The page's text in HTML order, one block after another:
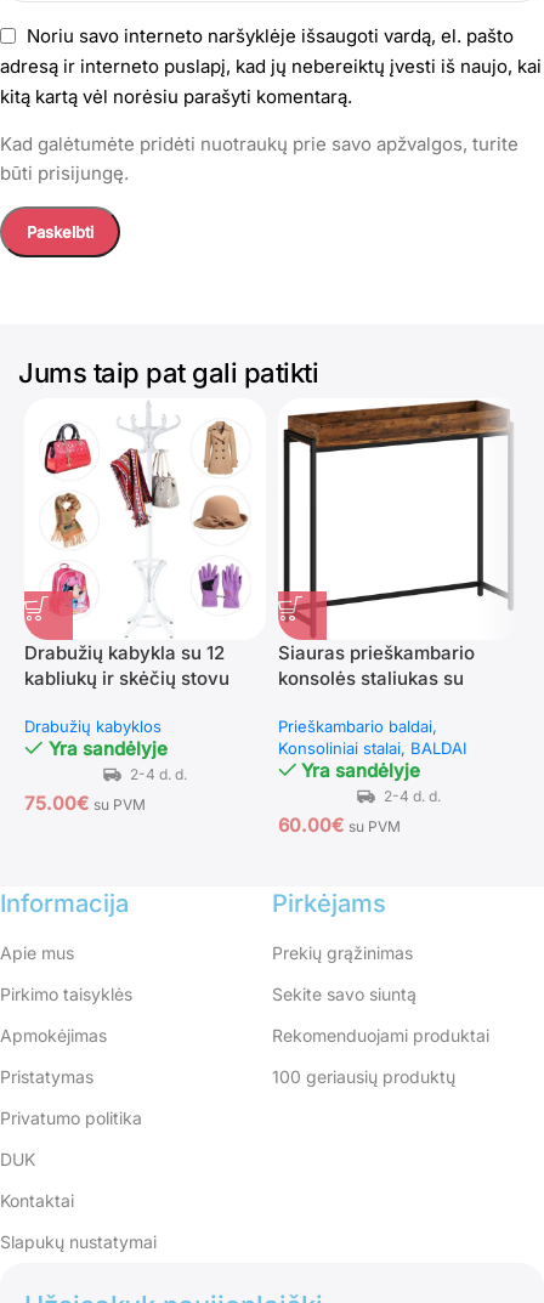
Noriu savo interneto naršyklėje išsaugoti vardą, el. pašto
adresą ir interneto puslapį, kad jų nebereiktų įvesti iš naujo, kai
kitą kartą vėl norėsiu parašyti komentarą.
Kad galėtumėte pridėti nuotraukų prie savo apžvalgos, turite
būti prisijungę.
Jums taip pat gali patikti
Drabužių kabykla su 12
kabliukų ir skėčių stovu
Drabužių kabyklos
Yra sandėlyje
75.00€ su PVM
Siauras prieškambario
konsolės staliukas su
Prieškambario baldai
Konsoliniai stalai BALDAI
Yra sandėlyje
60.00€ su PVM
Informacija
Apie mus
Pirkimo taisyklės
Apmokėjimas
Pristatymas
Privatumo politika
DUK
Kontaktai
Slapukų nustatymai
Pirkėjams
Prekių grąžinimas
Sekite savo siuntą
Rekomenduojami produktai
100 geriausių produktų